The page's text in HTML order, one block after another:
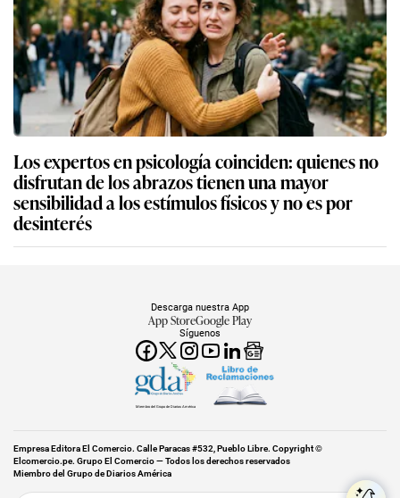
Los expertos en psicología coinciden: quienes no
disfrutan de los abrazos tienen una mayor
sensibilidad a los estímulos físicos y no es por
desinterés
Síguenos
Descarga nuestra App
App StoreGoogle Play
Miembro del Grupo de Diarios América
Empresa Editora El Comercio. Calle Paracas #532, Pueblo Libre. Copyright ©
Elcomercio.pe. Grupo El Comercio — Todos los derechos reservados
Miembro del Grupo de Diarios América